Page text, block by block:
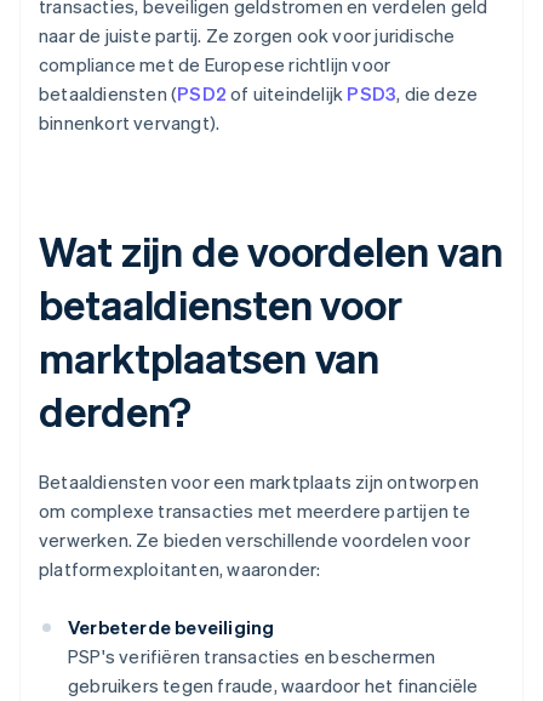
transacties, beveiligen geldstromen en verdelen geld
naar de juiste partij. Ze zorgen ook voor juridische
compliance met de Europese richtlijn voor
betaaldiensten (PSD2 of uiteindelijk PSD3, die deze
binnenkort vervangt).
Wat zijn de voordelen van
betaaldiensten voor
marktplaatsen van
derden?
Betaaldiensten voor een marktplaats zijn ontworpen
om complexe transacties met meerdere partijen te
verwerken. Ze bieden verschillende voordelen voor
platformexploitanten, waaronder:
Verbeterde beveiliging
PSP's verifiëren transacties en beschermen
gebruikers tegen fraude, waardoor het financiële